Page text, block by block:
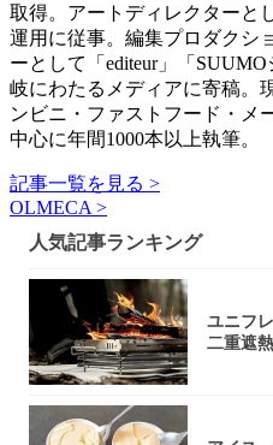
取得。アートディレクターと
運用に従事。編集プロダクシ
ーとして「editeur」「
岐にわたるメディアに寄稿。
ンビニ・ファストフード・メ
中心に年間1000本以上執筆。
記事一覧を見る >
OLMECA >
人気記事ランキング
ユニフ
二重遮